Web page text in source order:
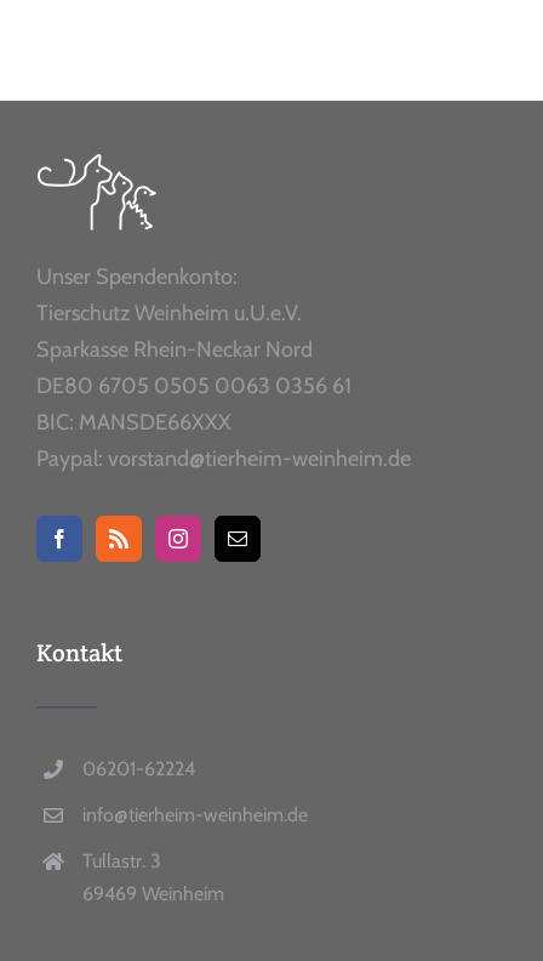
Unser Spendenkonto:
Tierschutz Weinheim u.U.e.V.
Sparkasse Rhein-Neckar Nord
DE80 6705 0505 0063 0356 61
BIC: MANSDE66XXX
Paypal: vorstand@tierheim-weinheim.de
Kontakt
06201-62224
info@tierheim-weinheim.de
Tullastr. 3
69469 Weinheim